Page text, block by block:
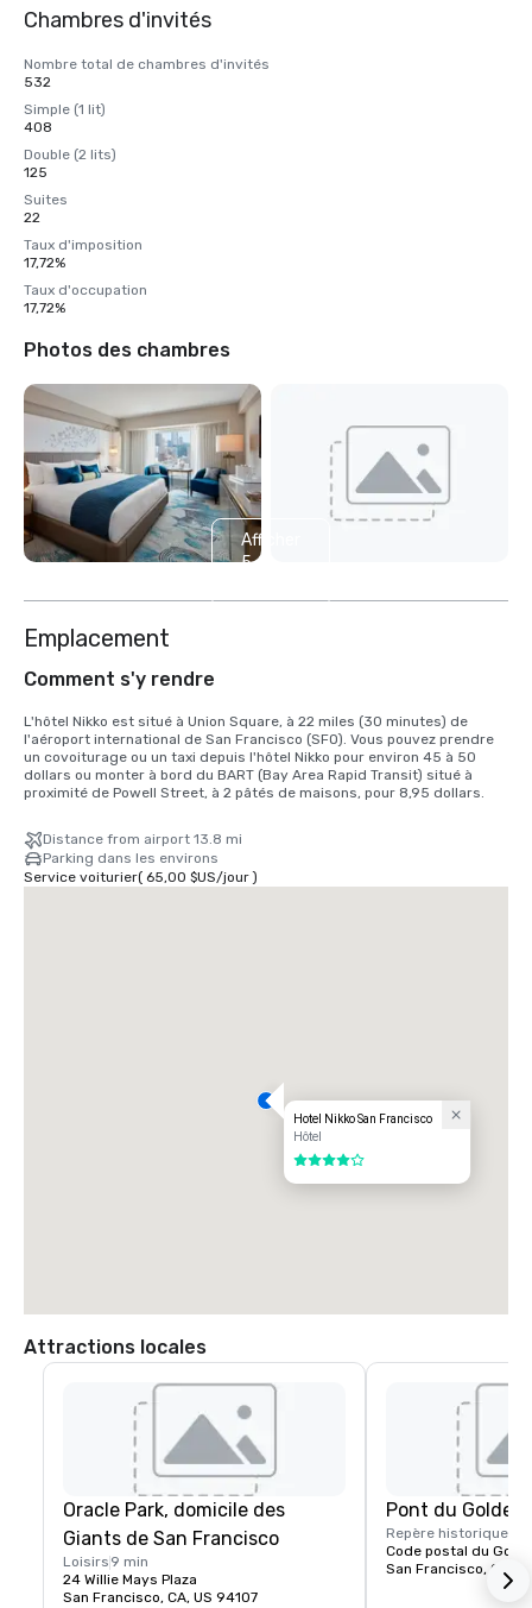
Chambres d'invités
Nombre total de chambres d'invités
532
Simple (1 lit)
408
Double (2 lits)
125
Suites
22
Taux d'imposition
17,72%
Taux d'occupation
17,72%
Photos des chambres
Afficher
5
Emplacement
Comment s'y rendre
L'hôtel Nikko est situé à Union Square, à 22 miles (30 minutes) de
l'aéroport international de San Francisco (SFO). Vous pouvez prendre
un covoiturage ou un taxi depuis l'hôtel Nikko pour environ 45 à 50
dollars ou monter à bord du BART (Bay Area Rapid Transit) situé à
proximité de Powell Street, à 2 pâtés de maisons, pour 8,95 dollars.
Distance from airport 13.8 mi
Parking dans les environs
Service voiturier( 65,00 $US/jour)
Hotel Nikko San Francisco
Hôtel
4 sur 5
Attractions locales
Oracle Park, domicile des
Giants de San Francisco
Loisirs 9 min
24 Willie Mays Plaza
San Francisco, CA, US 94107
Pont du Golden
Repère historique
Code postal du
San Francisco, CA,